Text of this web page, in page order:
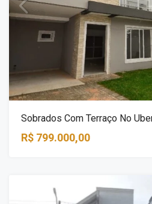
Sobrados Com Terraço No
R$ 799.000,00